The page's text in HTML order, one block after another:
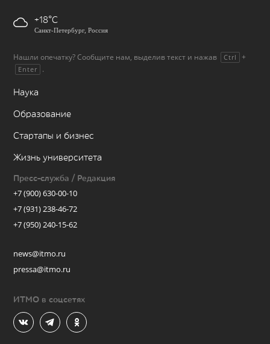
+18
Санкт-Петербург, Россия
Нашли опечатку? Сообщите нам, выделив текст и нажав Ctrl +
Enter .
Наука
Образование
Стартапы и бизнес
Жизнь университета
Пресс-служба / Редакция
+7 (900) 630-00-10
+7 (931) 238-46-72
+7 (950) 240-15-62
news@itmo.ru
pressa@itmo.ru
ИТМО в соцсетях